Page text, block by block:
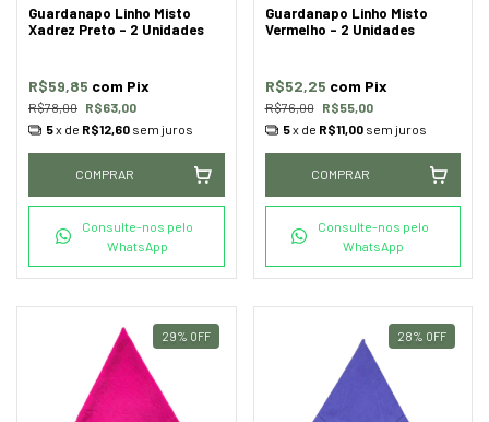
Guardanapo Linho Misto
Xadrez Preto - 2 Unidades
R$78,00 R$63,00
R$59,85 com Pix
5x de R$12,60 sem juros
COMPRAR
Consulte-nos pelo
WhatsApp
Guardanapo Linho Misto
Vermelho - 2 Unidades
R$76,00 R$55,00
R$52,25 com Pix
5x de R$11,00 sem juros
COMPRAR
Consulte-nos pelo
WhatsApp
29% OFF 28% OFF